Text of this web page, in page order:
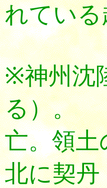
れてい
※神州沈
る）。
亡。領
北に契丹